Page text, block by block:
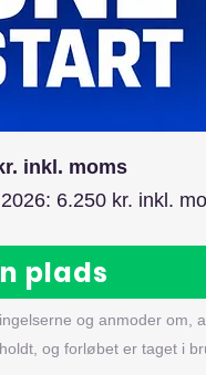
inkl. moms
6.250 kr. inkl.
plads
og anmoder om,
og forløbet er taget i